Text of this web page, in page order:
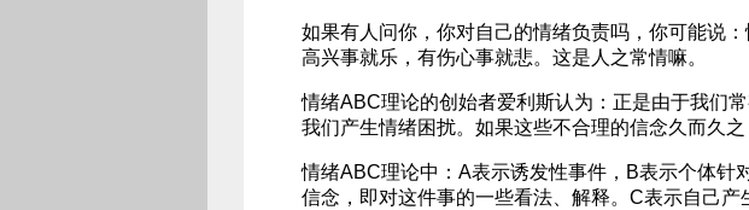
如果有人问你，你对自己的情绪负责吗，你可能说
高兴事就乐，有伤心事就悲。这是人之常情嘛。
情绪ABC理论的创始者爱利斯认为：正是由于我们
我们产生情绪困扰。如果这些不合理的信念久而久之
情绪ABC理论中：A表示诱发性事件，B表示个体针
信念，即对这件事的一些看法、解释。C表示自己产